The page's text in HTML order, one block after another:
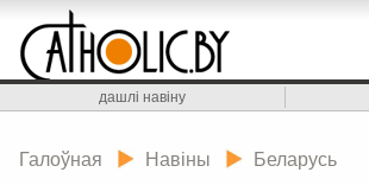
дашлі навіну
Галоўная Навіны Беларусь